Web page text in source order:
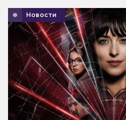
Новости